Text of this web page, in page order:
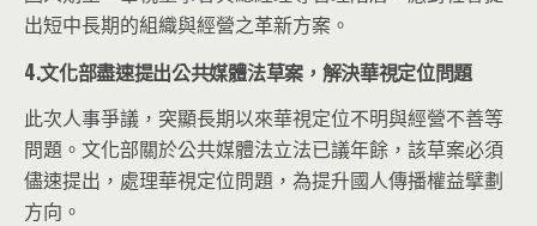
出短中長期的組織與經營之革新方案。
4.文化部盡速提出公共媒體法草案，解決華視定位問題
此次人事爭議，突顯長期以來華視定位不明與經營不善等
問題。文化部關於公共媒體法立法已議年餘，該草案必須
儘速提出，處理華視定位問題，為提升國人傳播權益擘劃
方向。